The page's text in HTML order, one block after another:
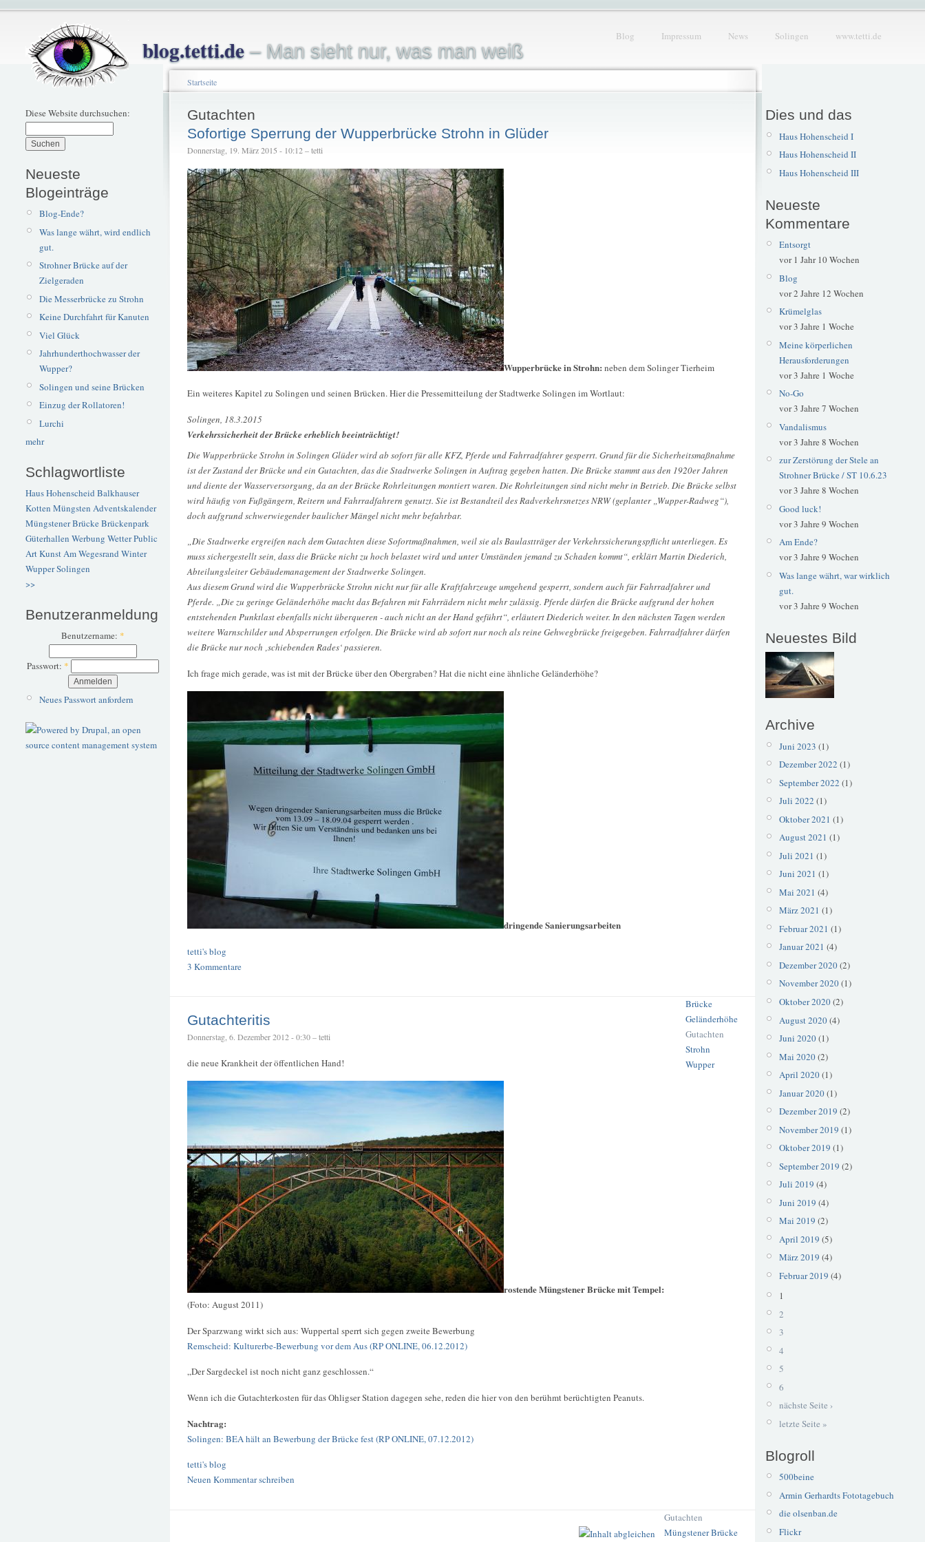
blog.tetti.de– Man sieht nur, was man weiß
Blog Impressum News Solingen www.tetti.de
Diese Website durchsuchen:
Neueste
Blogeinträge
Blog-Ende?
Was lange währt, wird endlich
gut.
Strohner Brücke auf der
Zielgeraden
Die Messerbrücke zu Strohn
Keine Durchfahrt für Kanuten
Viel Glück
Jahrhunderthochwasser der
Wupper?
Solingen und seine Brücken
Einzug der Rollatoren!
Lurchi
mehr
Schlagwortliste
Haus Hohenscheid Balkhauser
Kotten Müngsten Adventskalender
Müngstener BrückeBrückenpark
Güterhallen Werbung WetterPublic
ArtKunstAm Wegesrand Winter
WupperSolingen
>>
Benutzeranmeldung
Benutzername: *
Passwort: *
Neues Passwort anfordern
Startseite
Gutachten
Sofortige Sperrung der Wupperbrücke Strohn in Glüder
Donnerstag, 19. März 2015 - 10:12 – tetti
Wupperbrücke in Strohn: neben dem Solinger Tierheim
Ein weiteres Kapitel zu Solingen und seinen Brücken. Hier die Pressemitteilung der Stadtwerke Solingen im Wortlaut:
Solingen, 18.3.2015
Verkehrssicherheit der Brücke erheblich beeinträchtigt!
Die Wupperbrücke Strohn in Solingen Glüder wird ab sofort für alle KFZ, Pferde und Fahrradfahrer gesperrt. Grund für die Sicherheitsmaßnahme
ist der Zustand der Brücke und ein Gutachten, das die Stadtwerke Solingen in Auftrag gegeben hatten. Die Brücke stammt aus den 1920er Jahren
und diente der Wasserversorgung, da an der Brücke Rohrleitungen montiert waren. Die Rohrleitungen sind nicht mehr in Betrieb. Die Brücke selbst
wird häufig von Fußgängern, Reitern und Fahrradfahrern genutzt. Sie ist Bestandteil des Radverkehrsnetzes NRW (geplanter „Wupper-Radweg“),
doch aufgrund schwerwiegender baulicher Mängel nicht mehr befahrbar.
„Die Stadtwerke ergreifen nach dem Gutachten diese Sofortmaßnahmen, weil sie als Baulastträger der Verkehrssicherungspflicht unterliegen. Es
muss sichergestellt sein, dass die Brücke nicht zu hoch belastet wird und unter Umständen jemand zu Schaden kommt“, erklärt Martin Diederich,
Abteilungsleiter Gebäudemanagement der Stadtwerke Solingen.
Aus diesem Grund wird die Wupperbrücke Strohn nicht nur für alle Kraftfahrzeuge umgehend gesperrt, sondern auch für Fahrradfahrer und
Pferde. „Die zu geringe Geländerhöhe macht das Befahren mit Fahrrädern nicht mehr zulässig. Pferde dürfen die Brücke aufgrund der hohen
entstehenden Punktlast ebenfalls nicht überqueren - auch nicht an der Hand geführt“, erläutert Diederich weiter. In den nächsten Tagen werden
weitere Warnschilder und Absperrungen erfolgen. Die Brücke wird ab sofort nur noch als reine Gehwegbrücke freigegeben. Fahrradfahrer dürfen
die Brücke nur noch ‚schiebenden Rades‘ passieren.
Ich frage mich gerade, was ist mit der Brücke über den Obergraben? Hat die nicht eine ähnliche Geländerhöhe?
dringende Sanierungsarbeiten
tetti's blog
3 Kommentare
Brücke
Geländerhöhe
Gutachten
Strohn
Wupper
Gutachteritis
Donnerstag, 6. Dezember 2012 - 0:30 – tetti
die neue Krankheit der öffentlichen Hand!
rostende Müngstener Brücke mit Tempel:
(Foto: August 2011)
Der Sparzwang wirkt sich aus: Wuppertal sperrt sich gegen zweite Bewerbung
Remscheid: Kulturerbe-Bewerbung vor dem Aus (RP ONLINE, 06.12.2012)
„Der Sargdeckel ist noch nicht ganz geschlossen.“
Wenn ich die Gutachterkosten für das Ohligser Station dagegen sehe, reden die hier von den berühmt berüchtigten Peanuts.
Nachtrag:
Solingen: BEA hält an Bewerbung der Brücke fest (RP ONLINE, 07.12.2012)
tetti's blog
Neuen Kommentar schreiben
Gutachten
Müngstener Brücke
Dies und das
Haus Hohenscheid I
Haus Hohenscheid II
Haus Hohenscheid III
Neueste
Kommentare
Entsorgt
vor 1 Jahr 10 Wochen
Blog
vor 2 Jahre 12 Wochen
Krümelglas
vor 3 Jahre 1 Woche
Meine körperlichen
Herausforderungen
vor 3 Jahre 1 Woche
No-Go
vor 3 Jahre 7 Wochen
Vandalismus
vor 3 Jahre 8 Wochen
zur Zerstörung der Stele an
Strohner Brücke / ST 10.6.23
vor 3 Jahre 8 Wochen
Good luck!
vor 3 Jahre 9 Wochen
Am Ende?
vor 3 Jahre 9 Wochen
Was lange währt, war wirklich
gut.
vor 3 Jahre 9 Wochen
Neuestes Bild
Archive
Juni 2023 (1)
Dezember 2022 (1)
September 2022 (1)
Juli 2022 (1)
Oktober 2021 (1)
August 2021 (1)
Juli 2021 (1)
Juni 2021 (1)
Mai 2021 (4)
März 2021 (1)
Februar 2021 (1)
Januar 2021 (4)
Dezember 2020(2)
November 2020(1)
Oktober 2020(2)
August 2020(4)
Juni 2020(1)
Mai 2020(2)
April 2020(1)
Januar 2020(1)
Dezember 2019 (2)
November 2019 (1)
Oktober 2019 (1)
September 2019 (2)
Juli 2019 (4)
Juni 2019 (4)
Mai 2019 (2)
April 2019 (5)
März 2019 (4)
Februar 2019 (4)
1
2
3
4
5
6
nächste Seite ›
letzte Seite »
Blogroll
500beine
Armin Gerhardts Fototagebuch
die olsenban.de
Flickr